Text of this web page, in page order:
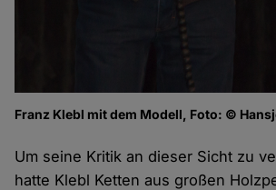
Franz Klebl mit dem Modell, Foto: ©
Um seine Kritik an dieser Sicht zu
hatte Klebl Ketten aus großen